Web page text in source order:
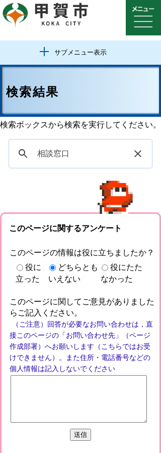
サブメニュー表示
検索結果
検索ボックスから検索を実行してください。
このページに関するアンケート
このページの情報は役に立ちましたか？
役に
立った
どちらとも
いえない
役にたた
なかった
このページに関してご意見がありました
らご記入ください。
（ご注意）回答が必要なお問い合わせは，直
接このページの「お問い合わせ先」（ページ
作成部署）へお願いします（こちらではお受
けできません）。また住所・電話番号などの
個人情報は記入しないでください